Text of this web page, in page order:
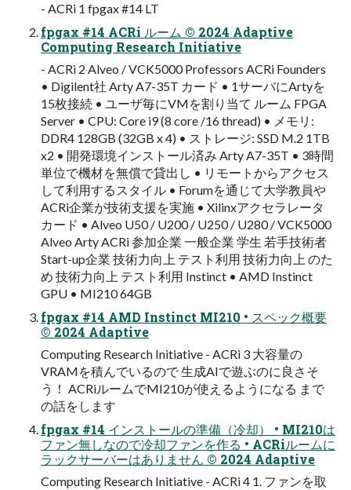
- ACRi 1 fpgax #14 LT
fpgax #14 ACRi ルーム ©︎ 2024 Adaptive
Computing Research Initiative
- ACRi 2 Alveo / VCK5000 Professors ACRi Founders
• Digilent社 Arty A7-35T カード • 1サーバにArtyを
15枚接続 • ユーザ毎にVMを割り当て ルーム FPGA
Server • CPU: Core i9 (8 core /16 thread) • メモリ:
DDR4 128GB (32GB x 4) • ストレージ: SSD M.2 1TB
x2 • 開発環境インストール済み Arty A7-35T • 3時間
単位で機材を無償で貸出し • リモートからアクセス
して利用するスタイル • Forumを通じて大学教員や
ACRi企業が技術支援を実施 • Xilinxアクセラレータ
カード • Alveo U50 / U200 / U250 / U280 / VCK5000
Alveo Arty ACRi 参加企業 一般企業 学生 若手技術者
Start-up企業 技術力向上 テスト利用 技術力向上 のた
め 技術力向上 テスト利用 Instinct • AMD Instinct
GPU • MI210 64GB
fpgax #14 AMD Instinct MI210 • スペック概要
©︎ 2024 Adaptive
Computing Research Initiative - ACRi 3 大容量の
VRAMを積んでいるので 生成AIで遊ぶのに良さそ
う！ ACRiルームでMI210が使えるようになる まで
の話をします
fpgax #14 インストールの準備（冷却） • MI210は
ファン無しなので冷却ファンを作る • ACRiルームに
ラックサーバーはありません ©︎ 2024 Adaptive
Computing Research Initiative - ACRi 4 1. ファンを取